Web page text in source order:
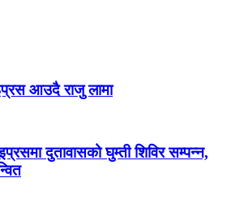
आउदै राजु लामा
दुतावासको घुम्ती शिविर सम्पन्न,